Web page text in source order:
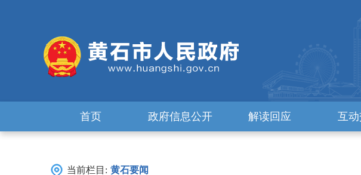
首页 政府信息公开 解读回应 互
当前栏目: 黄石要闻